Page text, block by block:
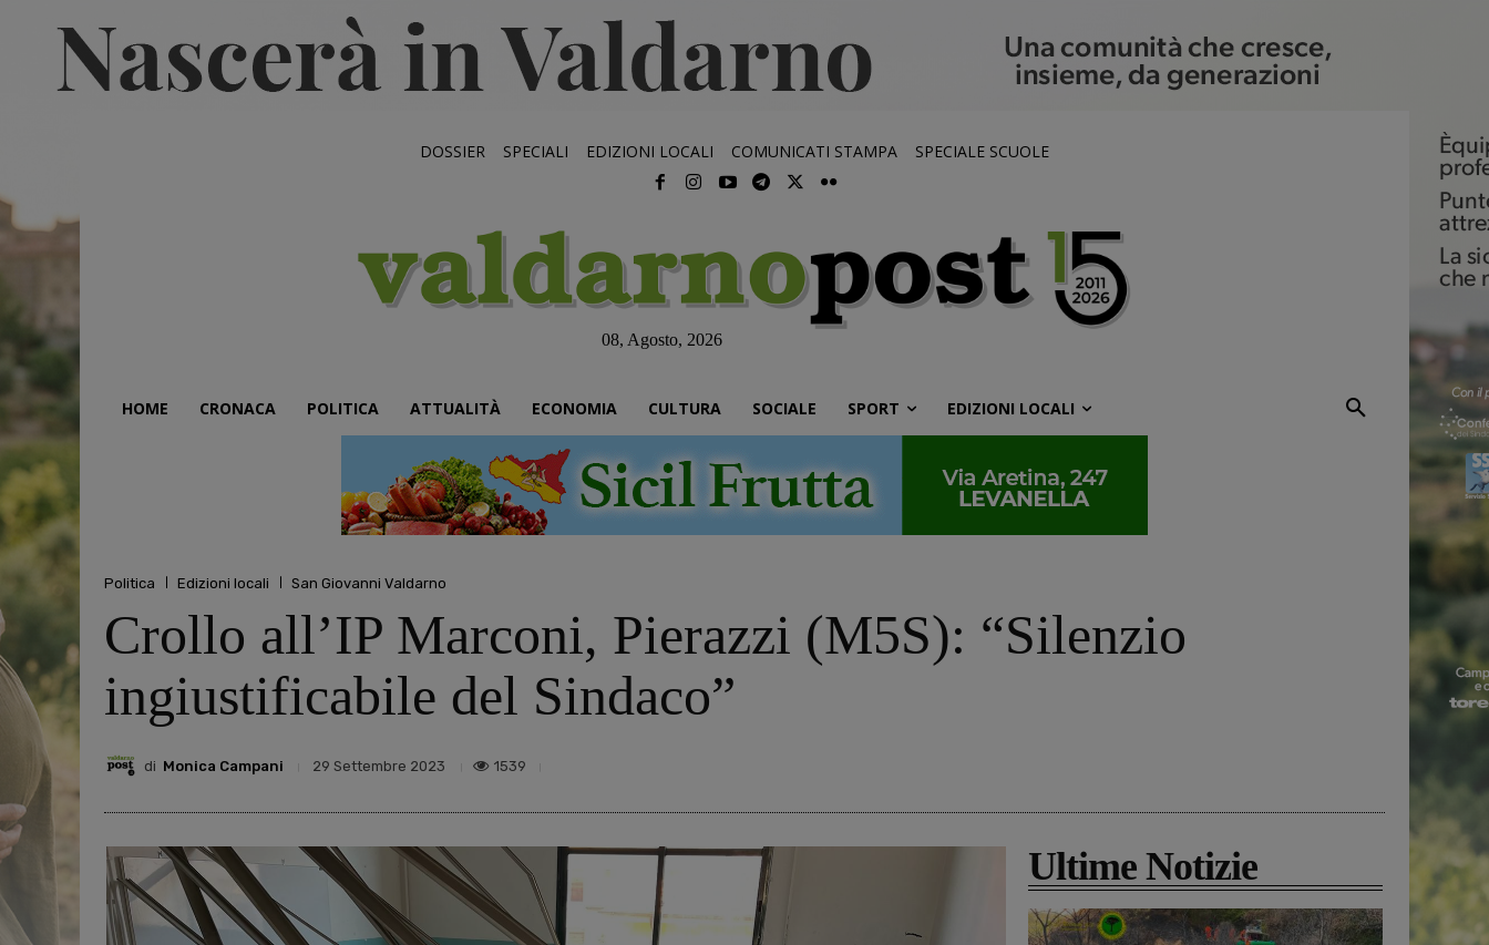
DOSSIER SPECIALI EDIZIONI LOCALI COMUNICATI STAMPA SPECIALE SCUOLE
08, Agosto, 2026
HOME CRONACA POLITICA ATTUALITÀ ECONOMIA CULTURA SOCIALE SPORT EDIZIONI LOCALI
Politica Edizioni locali San Giovanni Valdarno
Crollo all’IP Marconi, Pierazzi (M5S): “Silenzio
ingiustificabile del Sindaco”
di Monica Campani 29 Settembre 2023 1539
Ultime Notizie